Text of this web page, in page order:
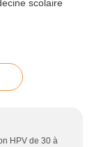
HPV de 30 à